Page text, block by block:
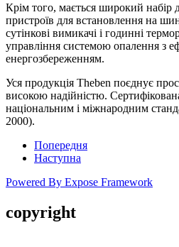
Крім того, мається широкий набір
пристроїв для встановлення на
сутінкові вимикачі і годинні
управління системою опалення з
енергозбереженням.
Уся продукція Theben поєднує
високою надійністю.
національним і міжнародним
2000).
Попередня
Наступна
Powered By Expose Framework
copyright